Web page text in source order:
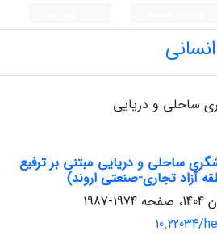
ساحلی و دریایی
ساحلی و دریایی مبتنی بر ترفیع
آزاد تجاری-صنعتی اروند)
1974-1987
10.22034/